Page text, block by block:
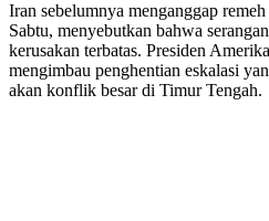
Iran sebelumnya menganggap
Sabtu, menyebutkan bahwa
kerusakan terbatas. Presiden
mengimbau penghentian eskalasi
akan konflik besar di Timur Tengah.